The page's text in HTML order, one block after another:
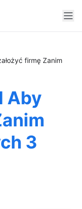
firmę Zanim
Aby
3